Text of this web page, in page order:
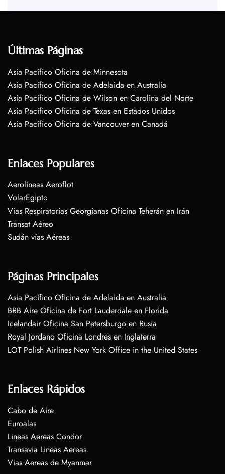
Últimas Páginas
Asia Pacífico Oficina de Minnesota
Asia Pacífico Oficina de Adelaida en Australia
Asia Pacífico Oficina de Wilson en Carolina del Norte
Asia Pacífico Oficina de Texas en Estados Unidos
Asia Pacífico Oficina de Vancouver en Canadá
Enlaces Populares
Aerolíneas Aeroflot
VolarEgipto
Vías Respiratorias Georgianas Oficina Teherán en Irán
Transat Aéreo
Sudán vías Aéreas
Páginas Principales
Asia Pacífico Oficina de Adelaida en Australia
BRB Aire Oficina de Fort Lauderdale en Florida
Icelandair Oficina San Petersburgo en Rusia
Royal Jordano Oficina Londres en Inglaterra
LOT Polish Airlines New York Office in the United States
Enlaces Rápidos
Cabo de Aire
Euroalas
Lineas Aereas Condor
Transavia Lineas Aereas
Vias Aereas de Myanmar